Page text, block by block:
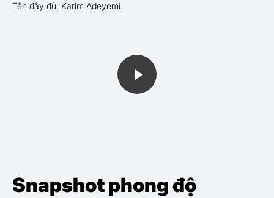
Tên đầy đủ: Karim Adeyemi
Snapshot phong độ